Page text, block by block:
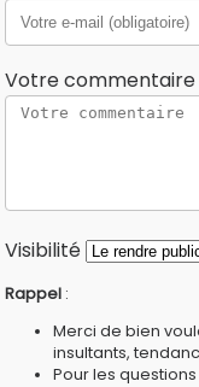
Votre commentaire
Visibilité
Rappel :
Merci de bien
insultants,
Pour les